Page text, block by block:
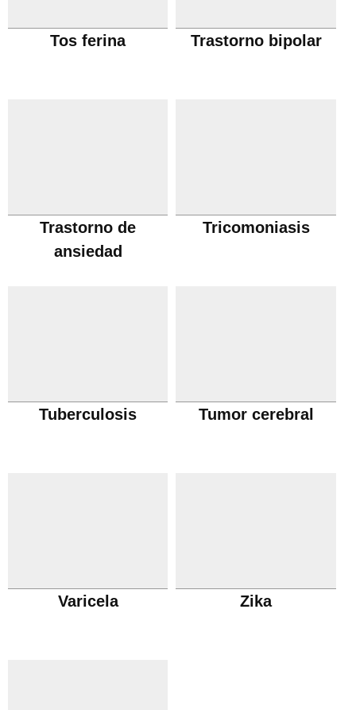
Tos ferina Trastorno bipolar
Trastorno de
ansiedad
Tricomoniasis
Tuberculosis Tumor cerebral
Varicela Zika